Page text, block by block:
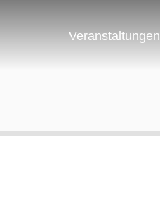
Veranstaltungen